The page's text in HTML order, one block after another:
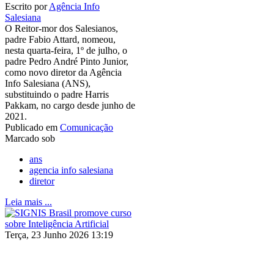
Escrito porAgência Info
Salesiana
O Reitor-mor dos Salesianos,
padre Fabio Attard, nomeou,
nesta quarta-feira, 1º de julho, o
padre Pedro André Pinto Junior,
como novo diretor da Agência
Info Salesiana (ANS),
substituindo o padre Harris
Pakkam, no cargo desde junho de
2021.
Publicado em Comunicação
Marcado sob
ans
agencia info salesiana
diretor
Leia mais ...
Terça, 23 Junho 2026 13:19